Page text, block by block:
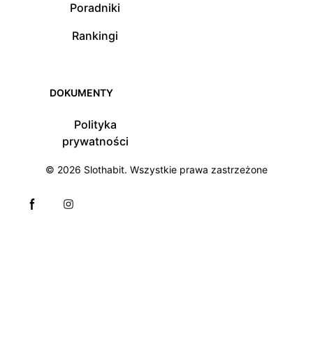
Poradniki
Rankingi
DOKUMENTY
Polityka
prywatności
© 2026 Slothabit. Wszystkie prawa zastrzeżone
Facebook pageInstagram page